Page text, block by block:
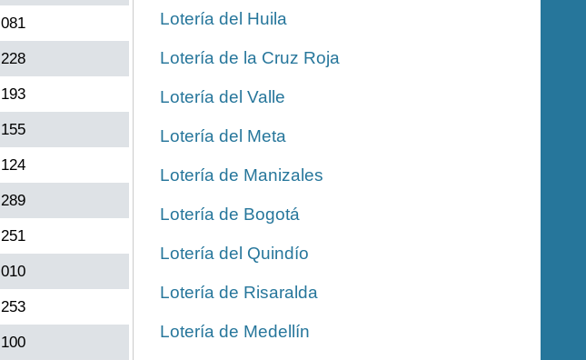
081
228
193
155
124
289
251
010
253
100
Lotería del Huila
Lotería de la Cruz Roja
Lotería del Valle
Lotería del Meta
Lotería de Manizales
Lotería de Bogotá
Lotería del Quindío
Lotería de Risaralda
Lotería de Medellín